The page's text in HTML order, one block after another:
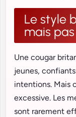
Le style
mais
Une cougar
jeunes,
intentions. Mais
excessive. Les
sont rarement